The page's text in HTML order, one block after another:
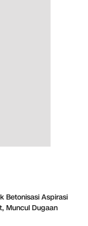
Betonisasi Aspirasi
Muncul Dugaan